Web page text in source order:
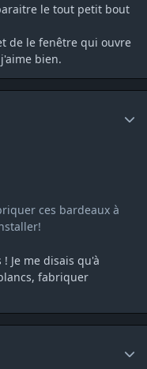
le tout petit bout
de le fenêtre qui ouvre
bien.
ces bardeaux à
Je me disais qu'à
fabriquer